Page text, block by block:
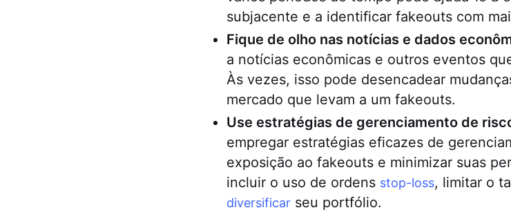
subjacente e a identificar fakeouts com
Fique de olho nas notícias e dados
a notícias econômicas e outros eventos
Às vezes, isso pode desencadear
mercado que levam a um fakeouts.
Use estratégias de gerenciamento de
empregar estratégias eficazes de
exposição ao fakeouts e minimizar suas
incluir o uso de ordens stop-loss, limitar o
diversificar seu portfólio.